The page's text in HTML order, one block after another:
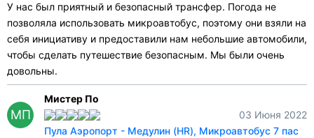
У нас был приятный и безопасный трансфер. Погода не
позволяла использовать микроавтобус, поэтому они взяли на
себя инициативу и предоставили нам небольшие автомобили,
чтобы сделать путешествие безопасным. Мы были очень
довольны.
МП
Мистер По
03 Июня 2022
Пула Аэропорт - Медулин (HR), Микроавтобус 7 пас